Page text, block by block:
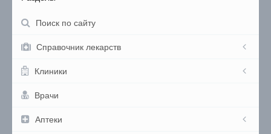
Поиск по сайту
Справочник лекарств
Клиники
Врачи
Аптеки